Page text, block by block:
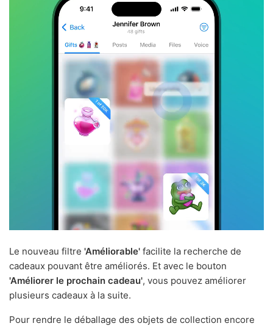
Le nouveau filtre 'Améliorable' facilite la recherche de
cadeaux pouvant être améliorés. Et avec le bouton
'Améliorer le prochain cadeau', vous pouvez améliorer
plusieurs cadeaux à la suite.
Pour rendre le déballage des objets de collection encore